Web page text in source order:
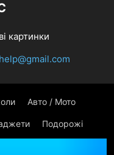
картинки
Авто / Мото
Подорожі